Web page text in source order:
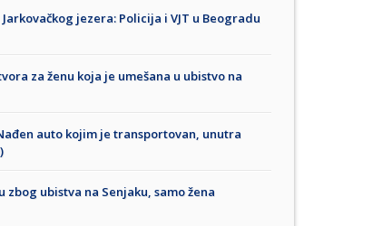
jezera: Policija i VJT u Beogradu
za ženu koja je umešana u ubistvo na
auto kojim je transportovan, unutra
ubistva na Senjaku, samo žena